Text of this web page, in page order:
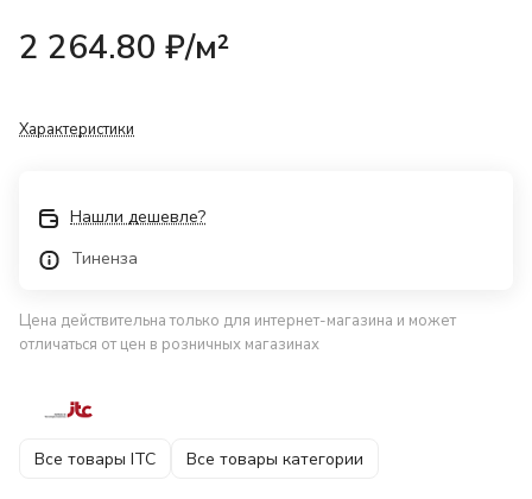
2 264.80 ₽/м²
Характеристики
Нашли дешевле?
Тиненза
Цена действительна только для интернет-магазина и может
отличаться от цен в розничных магазинах
Все товары ITC Все товары категории